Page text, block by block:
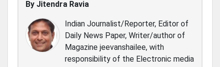
By Jitendra Ravia
Indian Journalist/Reporter, Editor of
Daily News Paper, Writer/author of
Magazine jeevanshailee, with
responsibility of the Electronic media